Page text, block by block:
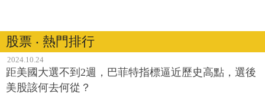
股票 ‧ 熱門排行
2024.10.24
距美國大選不到2週，巴菲特指標逼近歷史高點，選後
美股該何去何從？